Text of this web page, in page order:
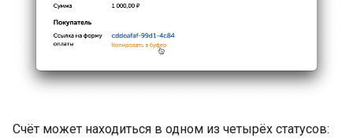
Счёт может находиться в одном из четырёх статусов: